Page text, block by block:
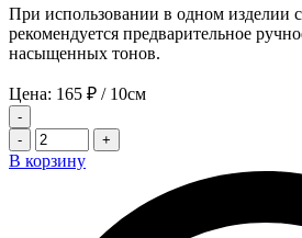
При использовании в одном изделии
рекомендуется предварительное
насыщенных тонов.
Цена: 165 ₽ / 10см
-
-
+
В корзину